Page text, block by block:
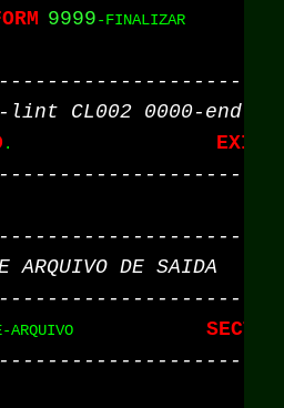
9999
. EXIT
ARQUIVO